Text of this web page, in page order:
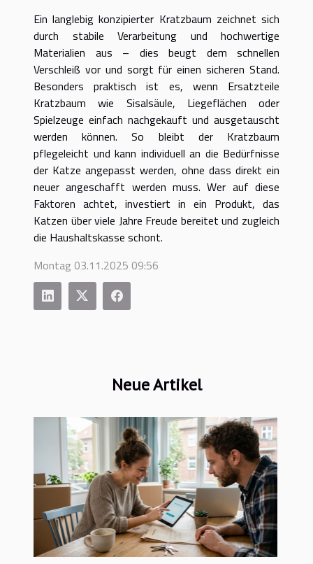
Ein langlebig konzipierter Kratzbaum zeichnet sich
durch stabile Verarbeitung und hochwertige
Materialien aus – dies beugt dem schnellen
Verschleiß vor und sorgt für einen sicheren Stand.
Besonders praktisch ist es, wenn Ersatzteile
Kratzbaum wie Sisalsäule, Liegeflächen oder
Spielzeuge einfach nachgekauft und ausgetauscht
werden können. So bleibt der Kratzbaum
pflegeleicht und kann individuell an die Bedürfnisse
der Katze angepasst werden, ohne dass direkt ein
neuer angeschafft werden muss. Wer auf diese
Faktoren achtet, investiert in ein Produkt, das
Katzen über viele Jahre Freude bereitet und zugleich
die Haushaltskasse schont.
Montag 03.11.2025 09:56
Neue Artikel